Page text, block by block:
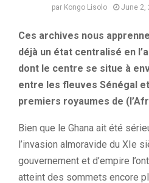
par Kongo Lisolo June 2,
Ces archives nous
déjà un état centralisé en
dont le centre se situe à
entre les fleuves Sénégal
premiers royaumes de
Bien que le Ghana ait été
l’invasion almoravide du XIe
gouvernement et d’empire
atteint des sommets encore